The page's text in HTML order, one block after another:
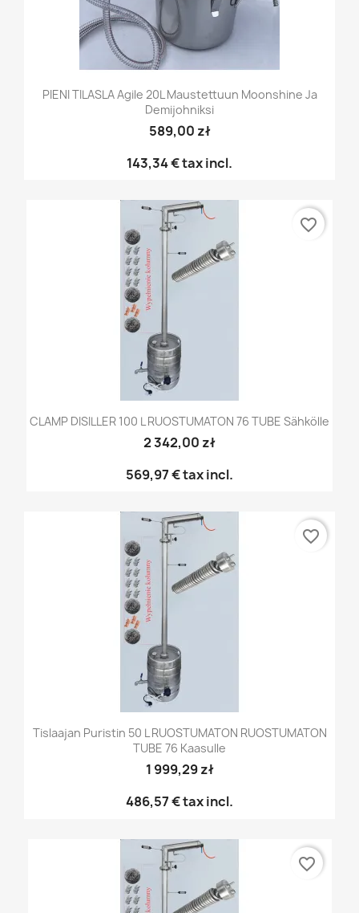
PIENI TILASLA Agile 20L Maustettuun Moonshine Ja
Demijohniksi
589,00 zł
143,34 €tax incl.
CLAMP DISILLER 100 L RUOSTUMATON 76 TUBE Sähkölle
2 342,00 zł
569,97 €tax incl.
favorite_border
Tislaajan Puristin 50 L RUOSTUMATON RUOSTUMATON
TUBE 76 Kaasulle
1 999,29 zł
486,57 €tax incl.
favorite_border
favorite_border